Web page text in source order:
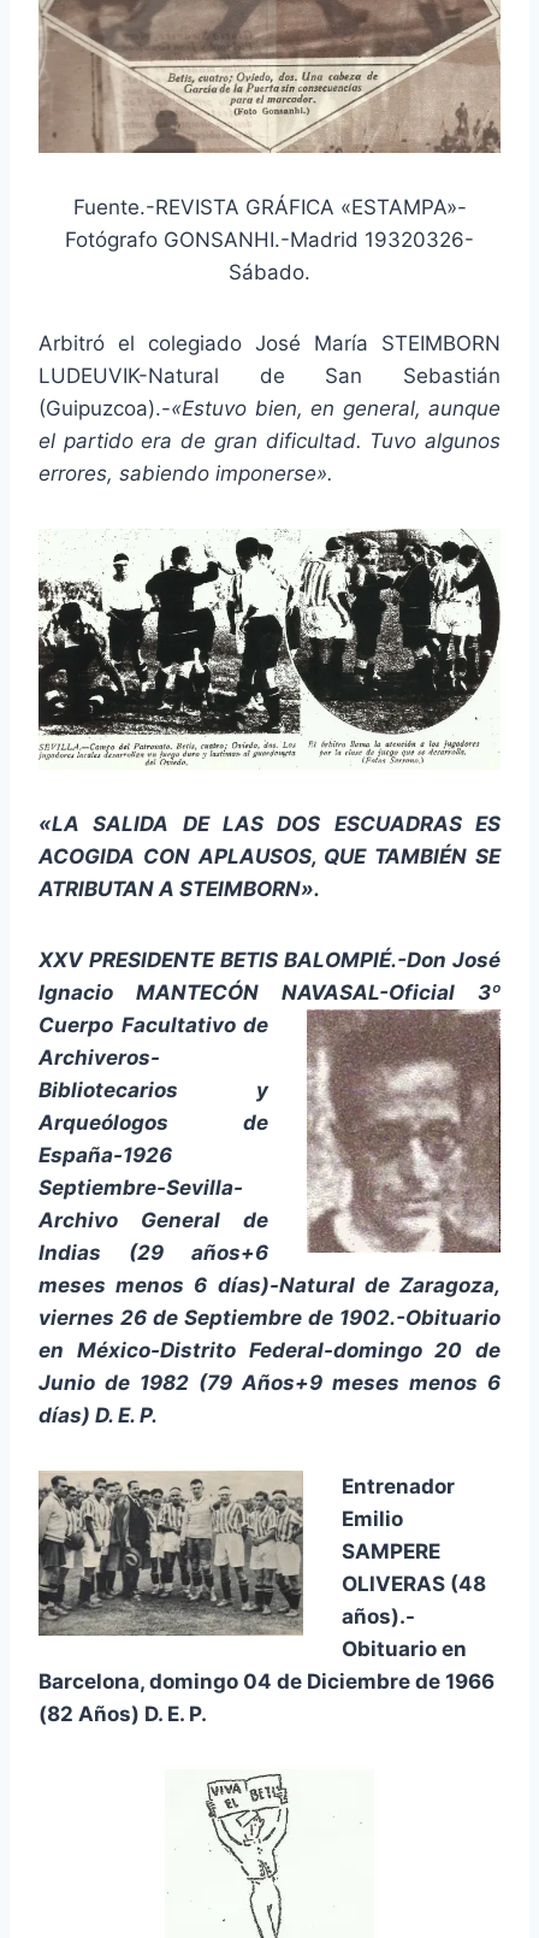
Fuente.-REVISTA GRÁFICA «ESTAMPA»-
Fotógrafo GONSANHI.-Madrid 19320326-
Sábado.
Arbitró el colegiado José María STEIMBORN
LUDEUVIK-Natural de San Sebastián
(Guipuzcoa).-«Estuvo bien, en general, aunque
el partido era de gran dificultad. Tuvo algunos
errores, sabiendo imponerse».
«LA SALIDA DE LAS DOS ESCUADRAS ES
ACOGIDA CON APLAUSOS, QUE TAMBIÉN SE
ATRIBUTAN A STEIMBORN».
XXV PRESIDENTE BETIS BALOMPIÉ.-Don José
Ignacio MANTECÓN NAVASAL-Oficial 3º
Cuerpo Facultativo de
Archiveros-
Bibliotecarios y
Arqueólogos de
España-1926
Septiembre-Sevilla-
Archivo General de
Indias (29 años+6
meses menos 6 días)-Natural de Zaragoza,
viernes 26 de Septiembre de 1902.-Obituario
en México-Distrito Federal-domingo 20 de
Junio de 1982 (79 Años+9 meses menos 6
días) D. E. P.
Entrenador
Emilio
SAMPERE
OLIVERAS (48
años).-
Obituario en
Barcelona, domingo 04 de Diciembre de 1966
(82 Años) D. E. P.